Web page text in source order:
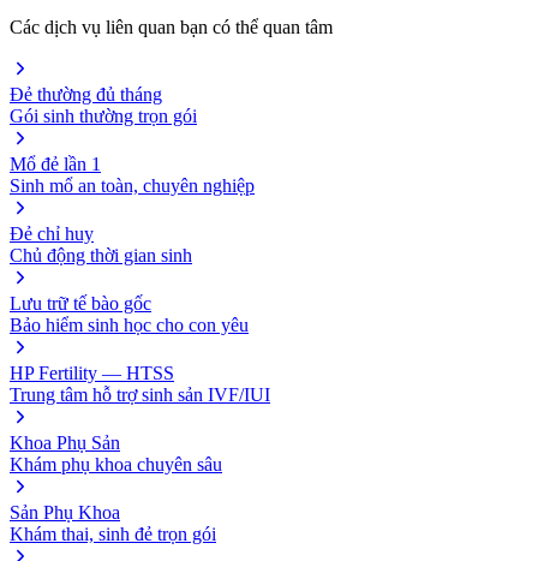
Các dịch vụ liên quan bạn có thể quan tâm
Đẻ thường đủ tháng
Gói sinh thường trọn gói
Mổ đẻ lần 1
Sinh mổ an toàn, chuyên nghiệp
Đẻ chỉ huy
Chủ động thời gian sinh
Lưu trữ tế bào gốc
Bảo hiểm sinh học cho con yêu
HP Fertility — HTSS
Trung tâm hỗ trợ sinh sản IVF/IUI
Khoa Phụ Sản
Khám phụ khoa chuyên sâu
Sản Phụ Khoa
Khám thai, sinh đẻ trọn gói